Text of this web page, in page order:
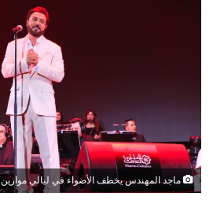
ماجد المهندس يخطف الأضواء في ليالي موازين 2026